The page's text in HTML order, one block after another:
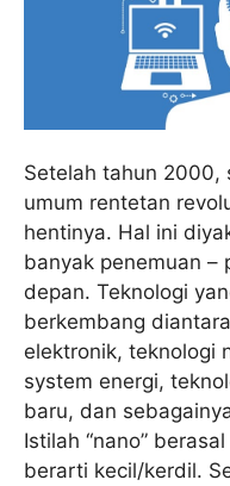
Setelah tahun 2000,
umum rentetan
hentinya. Hal ini
banyak penemuan –
depan. Teknologi
berkembang
elektronik, teknologi
system energi,
baru, dan
Istilah “nano”
berarti kecil/kerdil.